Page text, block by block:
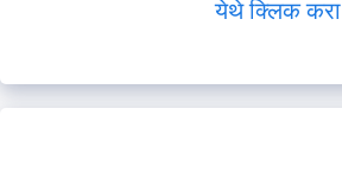
येथे क्लिक करा